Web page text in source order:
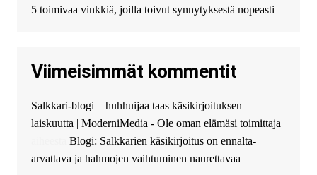
документов? Тогда обратитесь
guest_4889 :Cmon Suomi 👏
The Admin: High five! You’ve
successfully installed Simple
Ajax Chat.
5 toimivaa vinkkiä, joilla toivut synnytyksestä nopeasti
Viimeisimmät kommentit
Salkkari-blogi – huhhuijaa taas käsikirjoituksen
laiskuutta | ModerniMedia - Ole oman elämäsi toimittaja
Blogi: Salkkarien käsikirjoitus on ennalta-
arvattava ja hahmojen vaihtuminen naurettavaa